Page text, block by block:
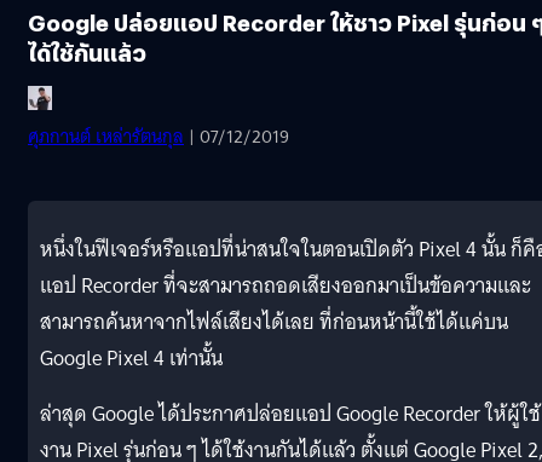
Google ปล่อยแอป Recorder ให้ชาว Pixel รุ่นก่อน
ได้ใช้กันแล้ว
ศุภกานต์ เหล่ารัตนกุล | 07/12/2019
หนึ่งในฟีเจอร์หรือแอปที่น่าสนใจในตอนเปิดตัว Pixel 4 นั้น ก็
แอป Recorder ที่จะสามารถถอดเสียงออกมาเป็นข้อความและ
สามารถค้นหาจากไฟล์เสียงได้เลย ที่ก่อนหน้านี้ใช้ได้แค่บน
Google Pixel 4 เท่านั้น
ล่าสุด Google ได้ประกาศปล่อยแอป Google Recorder ให้ผู้ใช้
งาน Pixel รุ่นก่อน ๆ ได้ใช้งานกันได้แล้ว ตั้งแต่ Google Pixel